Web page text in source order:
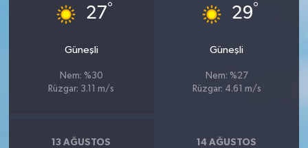
27°
Güneşli
Nem: %30
Rüzgar: 3.11 m/s
29°
Güneşli
Nem: %27
Rüzgar: 4.61 m/s
13 AĞUSTOS 14 AĞUSTOS